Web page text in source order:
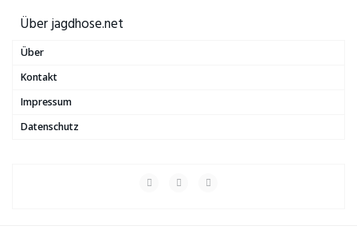
Über jagdhose.net
Über
Kontakt
Impressum
Datenschutz